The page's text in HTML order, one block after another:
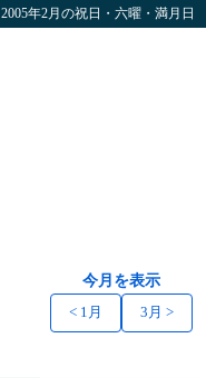
2005年2月の祝日・六曜・満月日
今月を表示
< 1月 3月 >